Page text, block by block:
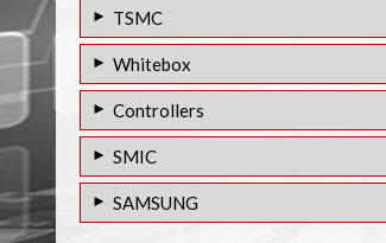
TSMC
GBE (10/100/1000BASE -T ) 28HPCP工
艺的PHY IP
12FFC工艺的千兆以太网（10/ 100/ 1000
BASE-T）PHY IP
Whitebox
1G以太网白盒PHY IP
T2M IP车规级以太网 PHY IP核
Controllers
以太网MAC控制器IP
AFDX 1G MAC IP
以太网1G MAC IP
SMIC
GBE（10/100/1000BASE-T)28SF中的
PHY IP
SAMSUNG